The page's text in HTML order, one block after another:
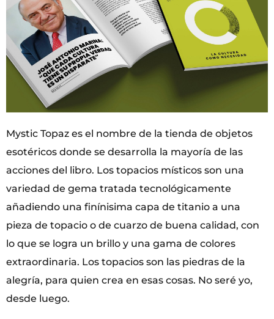
Mystic Topaz es el nombre de la tienda de objetos
esotéricos donde se desarrolla la mayoría de las
acciones del libro. Los topacios místicos son una
variedad de gema tratada tecnológicamente
añadiendo una finínisima capa de titanio a una
pieza de topacio o de cuarzo de buena calidad, con
lo que se logra un brillo y una gama de colores
extraordinaria. Los topacios son las piedras de la
alegría, para quien crea en esas cosas. No seré yo,
desde luego.